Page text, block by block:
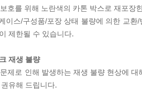
호를 위해 노란색의 카톤 박스로 재포장
이스/구성품/포장 상태 불량에 의한 교
제한될 수 있습니다.
재생 불량
제로 인해 발생하는 재생 불량 현상에
유해 드립니다.